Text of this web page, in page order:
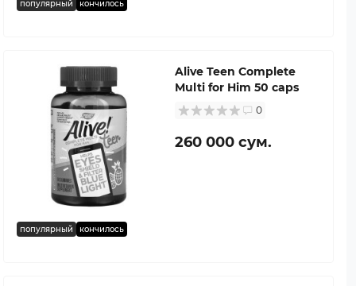
популярный кончилось
популярный кончилось
Alive Teen Complete
Multi for Him 50 caps
0
260 000 сум.